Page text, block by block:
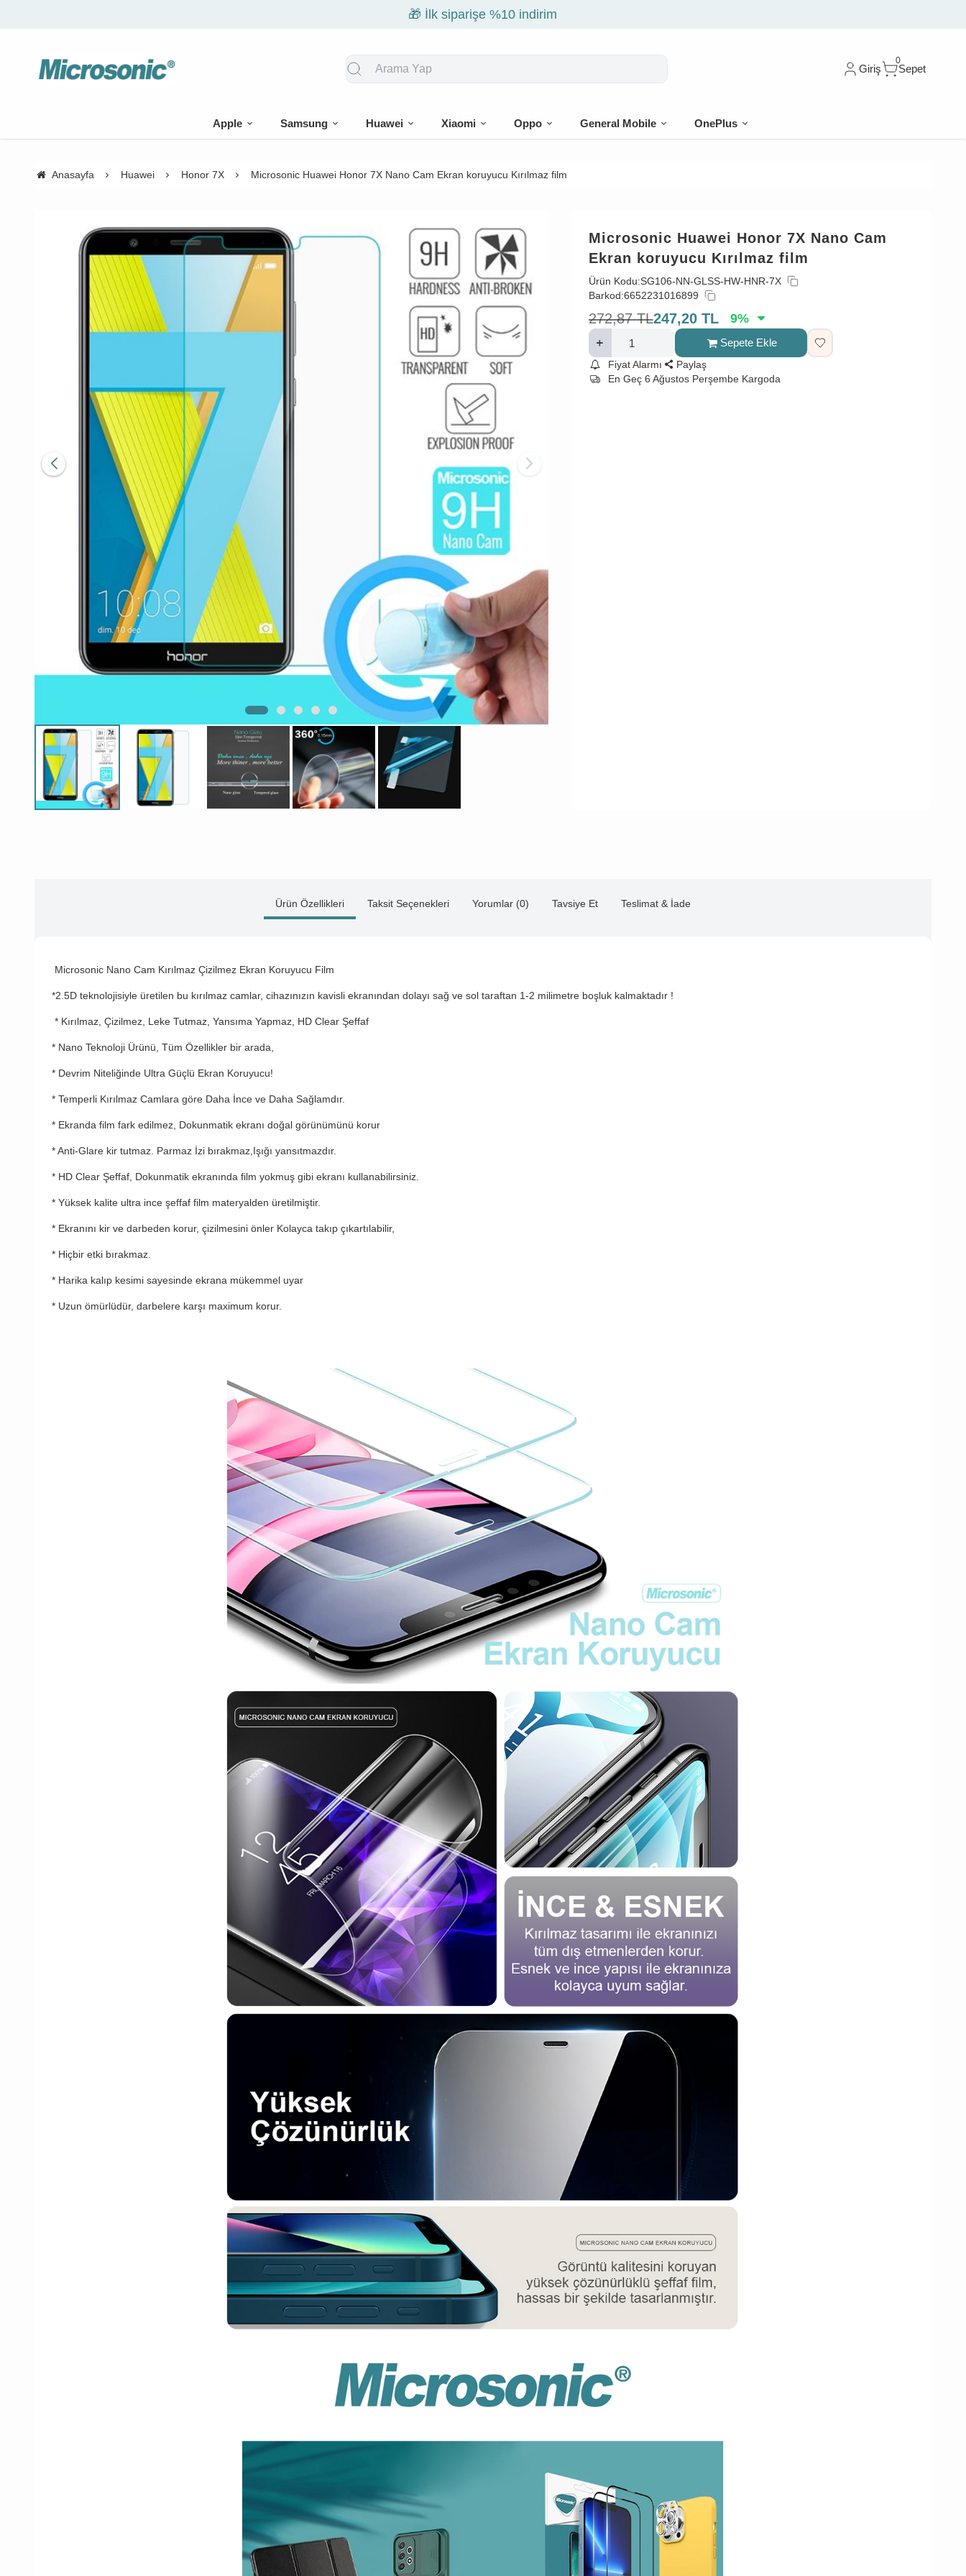
🎁 İlk siparişe %10 indirim
Giriş
0
Sepet
Apple Samsung Huawei Xiaomi Oppo General Mobile OnePlus
Anasayfa Huawei Honor 7X Microsonic Huawei Honor 7X Nano Cam Ekran koruyucu Kırılmaz film
Microsonic Huawei Honor 7X Nano Cam
Ekran koruyucu Kırılmaz film
Ürün Kodu:SG106-NN-GLSS-HW-HNR-7X
Barkod:6652231016899
272,87 TL247,20 TL 9%
Sepete Ekle
Fiyat Alarmı
Paylaş
En Geç 6 Ağustos Perşembe Kargoda
Ürün Özellikleri Taksit Seçenekleri Yorumlar (0) Tavsiye Et Teslimat & İade
Microsonic Nano Cam Kırılmaz Çizilmez Ekran Koruyucu Film
*2.5D teknolojisiyle üretilen bu kırılmaz camlar, cihazınızın kavisli ekranından dolayı sağ ve sol taraftan 1-2 milimetre boşluk kalmaktadır !
* Kırılmaz, Çizilmez, Leke Tutmaz, Yansıma Yapmaz, HD Clear Şeffaf
* Nano Teknoloji Ürünü, Tüm Özellikler bir arada,
* Devrim Niteliğinde Ultra Güçlü Ekran Koruyucu!
* Temperli Kırılmaz Camlara göre Daha İnce ve Daha Sağlamdır.
* Ekranda film fark edilmez, Dokunmatik ekranı doğal görünümünü korur
* Anti-Glare kir tutmaz. Parmaz İzi bırakmaz,Işığı yansıtmazdır.
* HD Clear Şeffaf, Dokunmatik ekranında film yokmuş gibi ekranı kullanabilirsiniz.
* Yüksek kalite ultra ince şeffaf film materyalden üretilmiştir.
* Ekranını kir ve darbeden korur, çizilmesini önler Kolayca takıp çıkartılabilir,
* Hiçbir etki bırakmaz.
* Harika kalıp kesimi sayesinde ekrana mükemmel uyar
* Uzun ömürlüdür, darbelere karşı maximum korur.